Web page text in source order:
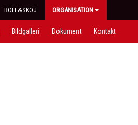
BOLL&SKOJ ORGANISATION
Bildgalleri Dokument Kontakt